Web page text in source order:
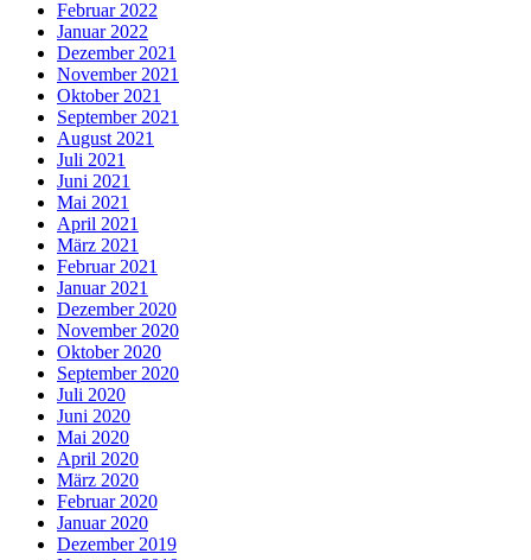
Februar 2022
Januar 2022
Dezember 2021
November 2021
Oktober 2021
September 2021
August 2021
Juli 2021
Juni 2021
Mai 2021
April 2021
März 2021
Februar 2021
Januar 2021
Dezember 2020
November 2020
Oktober 2020
September 2020
Juli 2020
Juni 2020
Mai 2020
April 2020
März 2020
Februar 2020
Januar 2020
Dezember 2019